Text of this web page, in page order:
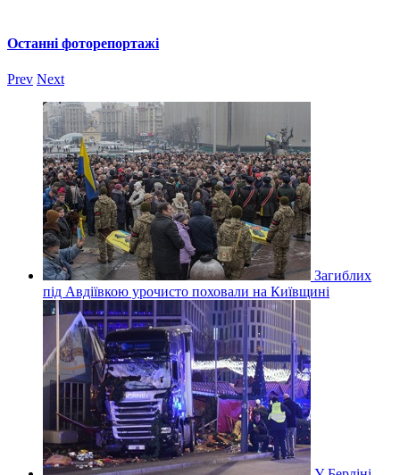
Останні фоторепортажі
Prev Next
Загиблих
під Авдіївкою урочисто поховали на Київщині